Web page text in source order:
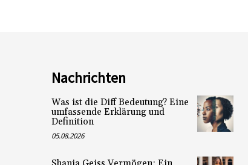
Nachrichten
Was ist die Diff Bedeutung? Eine
umfassende Erklärung und
Definition
05.08.2026